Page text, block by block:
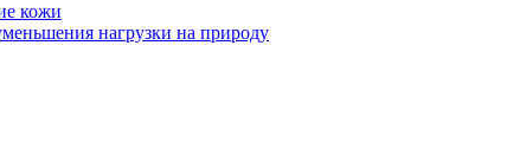
кожи
нагрузки на природу